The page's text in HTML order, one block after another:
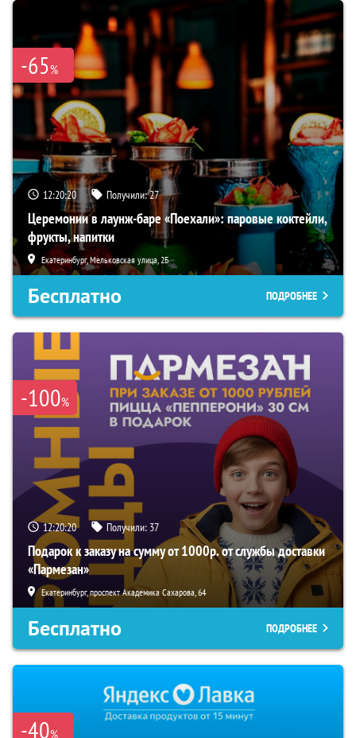
-65%
12:20:19 Получили:27
Церемонии в лаунж-баре «Поехали»: паровые коктейли,
фрукты, напитки
Екатеринбург, Мельковская улица, 2Б
Бесплатно ПОДРОБНЕЕ
-100%
12:20:19 Получили: 37
Подарок к заказу на сумму от 1000р. от службы доставки
«Пармезан»
Екатеринбург, проспект Академика Сахарова, 64
Бесплатно ПОДРОБНЕЕ
-40%